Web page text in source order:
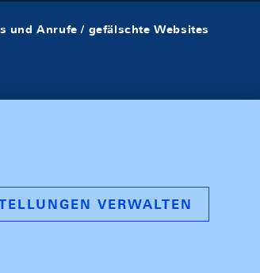
und Anrufe / gefälschte Websites
VERWALTEN